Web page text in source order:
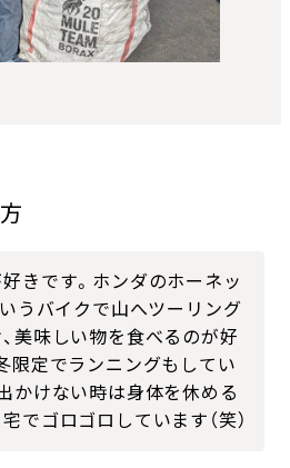
きです。ホンダのホーネッ
うバイクで山へツーリング
美味しい物を食べるのが好
限定でランニングもしてい
かけない時は身体を休める
でゴロゴロしています（笑）